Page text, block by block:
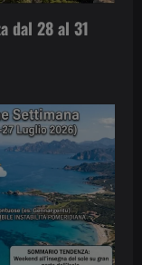
dal 28 al 31